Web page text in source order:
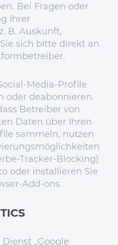
Bei Fragen oder
Ihrer
B. Auskunft,
sich bitte direkt an
Media-Profile
oder deabonnieren.
Betreiber von
Daten über Ihren
sammeln, nutzen
Tracker-Blocking)
oder installieren Sie
Add-ons.
„Google